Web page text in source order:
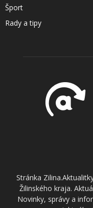
Šport
Rady a tipy
Stránka
Žilinského kraja.
Novinky, správy a